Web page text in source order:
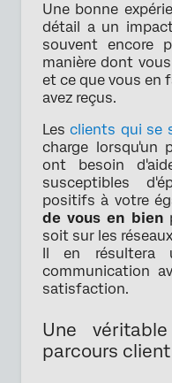
Une bonne
détail a un
souvent encore
manière dont
et ce que vous en
avez reçus.
Lesclients qui se
charge lorsqu'un
ont besoin
susceptibles
positifs à votre
de vous en bien
soit sur les
Il en résultera
communication
satisfaction.
Une
parcours client